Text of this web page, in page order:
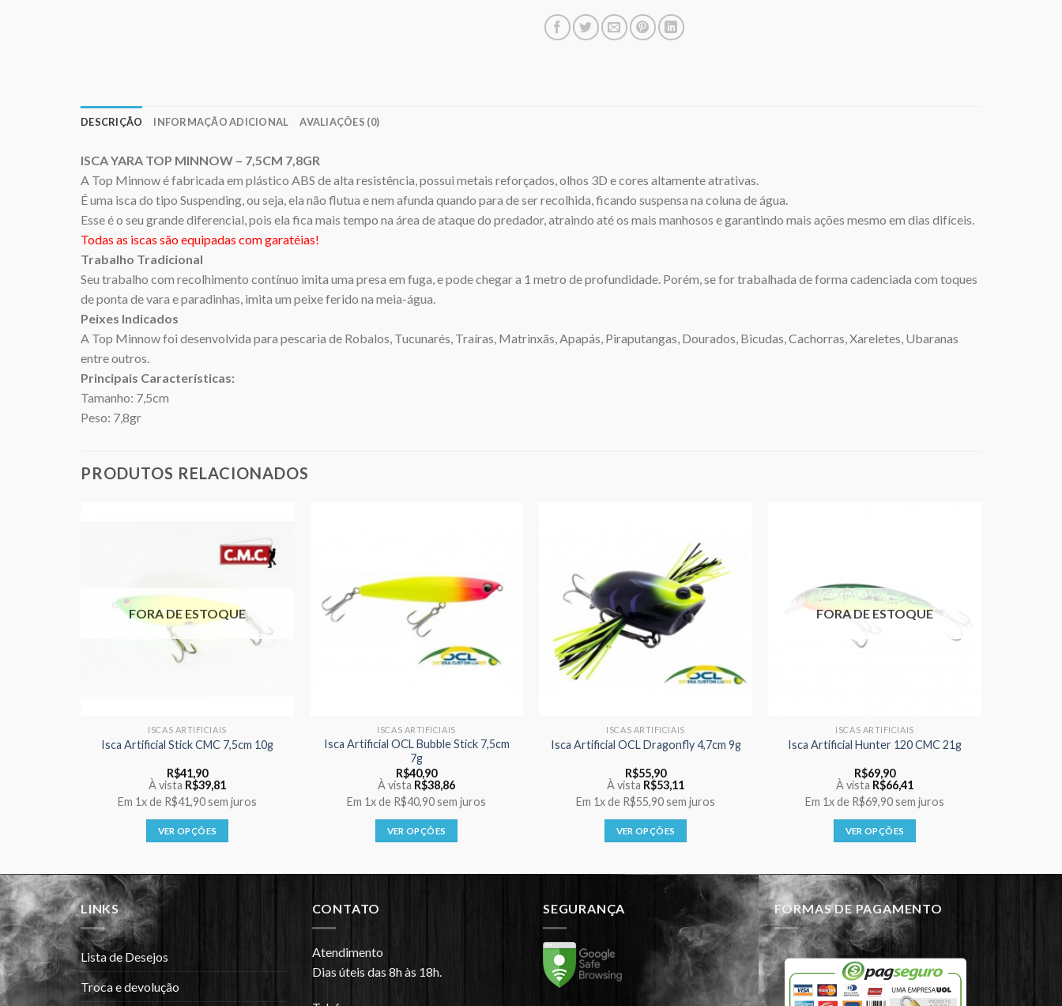
DESCRIÇÃO INFORMAÇÃO ADICIONAL AVALIAÇÕES (0)
ISCA YARA TOP MINNOW – 7,5CM 7,8GR
A Top Minnow é fabricada em plástico ABS de alta resistência, possui metais reforçados, olhos 3D e cores altamente atrativas.
É uma isca do tipo Suspending, ou seja, ela não flutua e nem afunda quando para de ser recolhida, ficando suspensa na coluna de água.
Esse é o seu grande diferencial, pois ela fica mais tempo na área de ataque do predador, atraindo até os mais manhosos e garantindo mais ações mesmo em dias difíceis.
Todas as iscas são equipadas com garatéias!
Trabalho Tradicional
Seu trabalho com recolhimento contínuo imita uma presa em fuga, e pode chegar a 1 metro de profundidade. Porém, se for trabalhada de forma cadenciada com toques
de ponta de vara e paradinhas, imita um peixe ferido na meia-água.
Peixes Indicados
A Top Minnow foi desenvolvida para pescaria de Robalos, Tucunarés, Traíras, Matrinxãs, Apapás, Piraputangas, Dourados, Bicudas, Cachorras, Xareletes, Ubaranas
entre outros.
Principais Características:
Tamanho: 7,5cm
Peso: 7,8gr
PRODUTOS RELACIONADOS
FORA DE ESTOQUE
ISCAS ARTIFICIAIS
Isca Artificial Stick CMC 7,5cm 10g
R$41,90
À vista R$39,81
Em 1xde R$41,90sem juros
VER OPÇÕES
ISCAS ARTIFICIAIS
Isca Artificial OCL Bubble Stick 7,5cm
7g
R$40,90
À vista R$38,86
Em 1xde R$40,90sem juros
VER OPÇÕES
podem
ISCAS ARTIFICIAIS
Isca Artificial OCL Dragonfly 4,7cm 9g
R$55,90
À vista R$53,11
Em 1xde R$55,90sem juros
VER OPÇÕES
variantes.
opções
podem
FORA DE ESTOQUE
ISCAS ARTIFICIAIS
Isca Artificial Hunter 120 CMC 21g
R$69,90
À vista R$66,41
Em 1xde R$69,90sem juros
VER OPÇÕES
tem
várias
variantes.
As
opções
podem
ser
LINKS
Lista de Desejos
Troca e devolução
CONTATO
Atendimento
Dias úteis das 8h às 18h.
SEGURANÇA FORMAS DE PAGAMENTO